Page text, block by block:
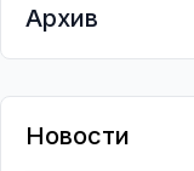
Архив
Новости